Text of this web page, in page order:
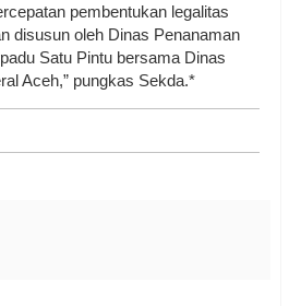
pembentukan legalitas
disusun oleh Dinas Penanaman
Satu Pintu bersama Dinas
Aceh,” pungkas Sekda.*